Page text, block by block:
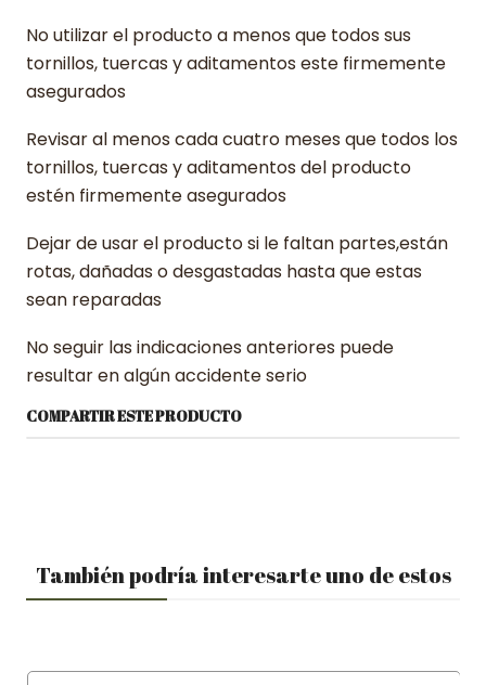
No utilizar el producto a menos que todos sus
tornillos, tuercas y aditamentos este firmemente
asegurados
Revisar al menos cada cuatro meses que todos los
tornillos, tuercas y aditamentos del producto
estén firmemente asegurados
Dejar de usar el producto si le faltan partes,están
rotas, dañadas o desgastadas hasta que estas
sean reparadas
No seguir las indicaciones anteriores puede
resultar en algún accidente serio
COMPARTIR ESTE PRODUCTO
También podría interesarte uno de estos